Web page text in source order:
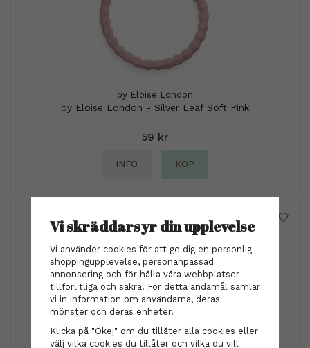
by Eloise London
by Eloise London - Silver Leaf Soft Pink
59 kr
INFO KÖP
Vi skräddarsyr din upplevelse
Vi använder cookies för att ge dig en personlig
shoppingupplevelse, personanpassad
annonsering och för hålla våra webbplatser
tillförlitliga och säkra. För detta ändamål samlar
vi in information om användarna, deras
mönster och deras enheter.
Klicka på "Okej" om du tillåter alla cookies eller
välj vilka cookies du tillåter och vilka du vill